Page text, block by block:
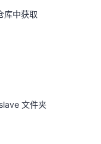
库中获取
文件夹